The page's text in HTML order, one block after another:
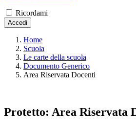
Ricordami
Accedi
Home
Scuola
Le carte della scuola
Documento Generico
Area Riservata Docenti
Protetto: Area Riservata